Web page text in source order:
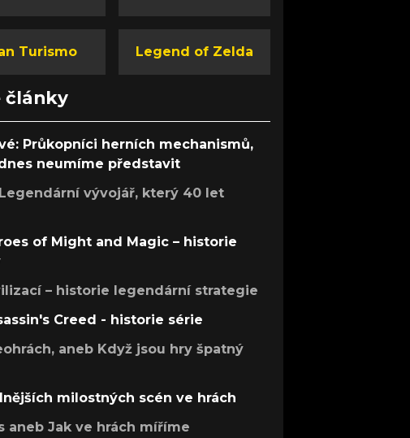
Turismo Legend of Zelda
články
Průkopníci herních mechanismů,
neumíme představit
vývojář, který 40 let
of Might and Magic – historie
– historie legendární strategie
Creed - historie série
aneb Když jsou hry špatný
milostných scén ve hrách
aneb Jak ve hrách míříme